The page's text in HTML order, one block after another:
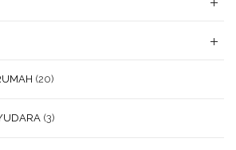
(20)
(3)